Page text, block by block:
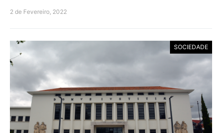
2 de Fevereiro, 2022
SOCIEDADE